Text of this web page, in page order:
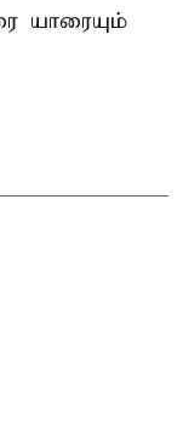
யாரையும்